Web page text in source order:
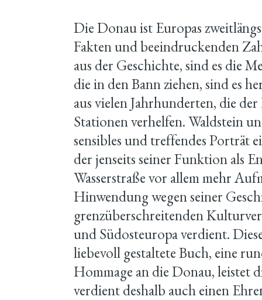
Die Donau ist Europas
Fakten und beeindruckenden
aus der Geschichte, sind es die
die in den Bann ziehen, sind es
aus vielen Jahrhunderten, die
Stationen verhelfen. Waldstein
sensibles und treffendes Porträt
der jenseits seiner Funktion als
Wasserstraße vor allem mehr
Hinwendung wegen seiner
grenzüberschreitenden
und Südosteuropa verdient.
liebevoll gestaltete Buch, eine
Hommage an die Donau, leistet
verdient deshalb auch einen